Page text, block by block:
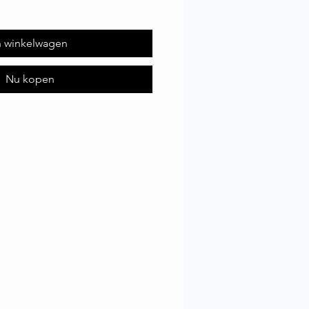
winkelwagen
Nu kopen